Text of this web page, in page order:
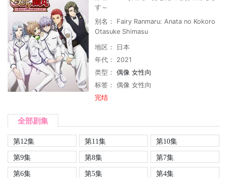
す～
别名： Fairy Ranmaru: Anata no Kokoro
Otasuke Shimasu
地区： 日本
年代： 2021
类型：偶像 女性向
标签：偶像 女性向
完结
全部剧集
第12集 第11集
第10集
第9集
第8集
第7集
第6集
第5集
第4集